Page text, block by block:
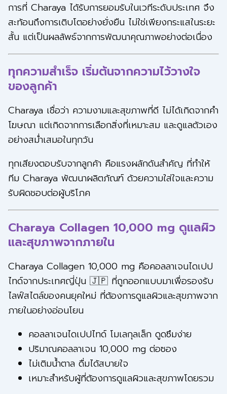
การที่ Charaya ได้รับการยอมรับในเวทีระดับประเทศ จึง
สะท้อนถึงการเติบโตอย่างยั่งยืน ไม่ใช่เพียงกระแสในระยะ
สั้น แต่เป็นผลลัพธ์จากการพัฒนาคุณภาพอย่างต่อเนื่อง
ทุกความสำเร็จ เริ่มต้นจากความไว้วางใจ
ของลูกค้า
Charaya เชื่อว่า ความงามและสุขภาพที่ดี ไม่ได้เกิดจากคำ
โฆษณา แต่เกิดจากการเลือกสิ่งที่เหมาะสม และดูแลตัวเอง
อย่างสม่ำเสมอในทุกวัน
ทุกเสียงตอบรับจากลูกค้า คือแรงผลักดันสำคัญ ที่ทำให้
ทีม Charaya พัฒนาผลิตภัณฑ์ ด้วยความใส่ใจและความ
รับผิดชอบต่อผู้บริโภค
Charaya Collagen 10,000 mg ดูแลผิว
และสุขภาพจากภายใน
Charaya Collagen 10,000 mg คือคอลลาเจนไดเปป
ไทด์จากประเทศญี่ปุ่น 🇯🇵 ที่ถูกออกแบบมาเพื่อรองรับ
ไลฟ์สไตล์ของคนยุคใหม่ ที่ต้องการดูแลผิวและสุขภาพจาก
ภายในอย่างอ่อนโยน
คอลลาเจนไดเปปไทด์ โมเลกุลเล็ก ดูดซึมง่าย
ปริมาณคอลลาเจน 10,000 mg ต่อซอง
ไม่เติมน้ำตาล ดื่มได้สบายใจ
เหมาะสำหรับผู้ที่ต้องการดูแลผิวและสุขภาพโดยรวม